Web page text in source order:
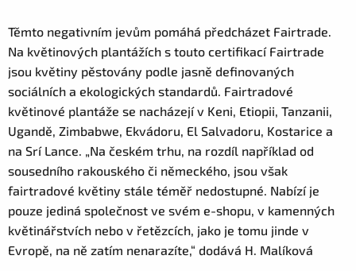
Těmto negativním jevům pomáhá předcházet Fairtrade.
Na květinových plantážích s touto certifikací Fairtrade
jsou květiny pěstovány podle jasně definovaných
sociálních a ekologických standardů. Fairtradové
květinové plantáže se nacházejí v Keni, Etiopii, Tanzanii,
Ugandě, Zimbabwe, Ekvádoru, El Salvadoru, Kostarice a
na Srí Lance. „Na českém trhu, na rozdíl například od
sousedního rakouského či německého, jsou však
fairtradové květiny stále téměř nedostupné. Nabízí je
pouze jediná společnost ve svém e-shopu, v kamenných
květinářstvích nebo v řetězcích, jako je tomu jinde v
Evropě, na ně zatím nenarazíte,“ dodává H. Malíková